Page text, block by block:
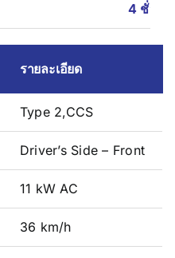
4 ชั่วโ
รายละเอียด
Type 2,CCS
Driver’s Side – Front
11 kW AC
36 km/h